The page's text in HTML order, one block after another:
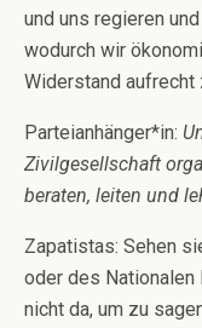
und uns regieren
wodurch wir
Widerstand aufrecht
Parteianhänger*in:
Zivilgesellschaft
beraten, leiten und
Zapatistas: Sehen
oder des Nationalen
nicht da, um zu